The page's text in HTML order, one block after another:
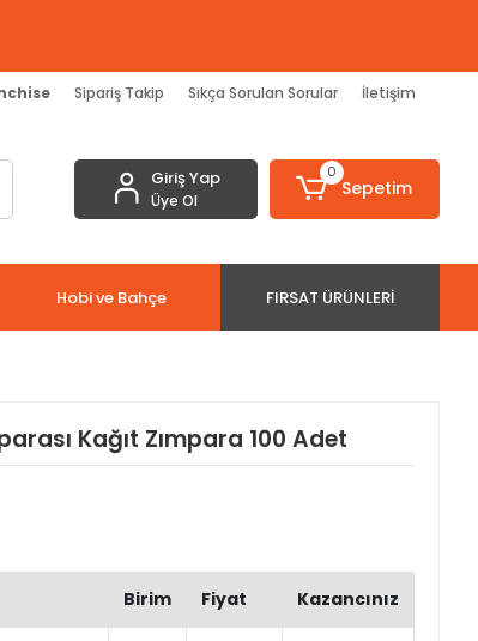
Sipariş Takip Sıkça Sorulan Sorular İletişim
Giriş Yap
Üye Ol
0
Sepetim
Hobi ve Bahçe FIRSAT ÜRÜNLERI
Kağıt Zımpara 100 Adet
Birim Fiyat Kazancınız